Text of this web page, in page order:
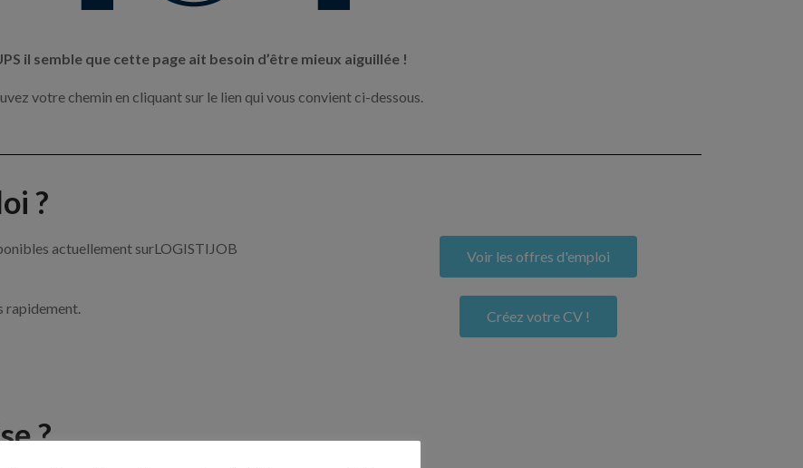
il semble que cette page ait besoin d’être mieux aiguillée !
votre chemin en cliquant sur le lien qui vous convient ci-dessous.
?
actuellement surLOGISTIJOB Voir les offres d'emploi
rapidement. Créez votre CV !
?